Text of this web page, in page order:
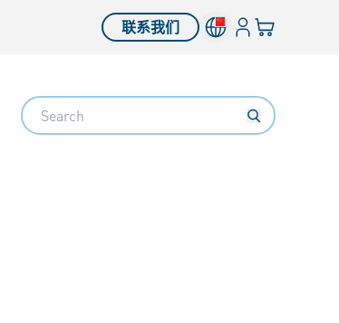
联系我们 登入您的购物车
Search